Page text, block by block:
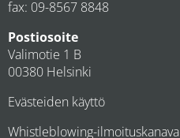
fax: 09-8567 8848
Postiosoite
Valimotie 1 B
00380 Helsinki
Evästeiden käyttö
Whistleblowing-ilmoituskanava